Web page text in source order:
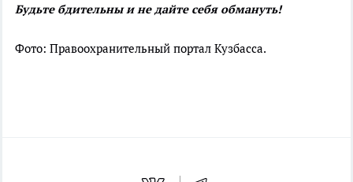
Будьте бдительны и не дайте себя обмануть!
Фото: Правоохранительный портал Кузбасса.